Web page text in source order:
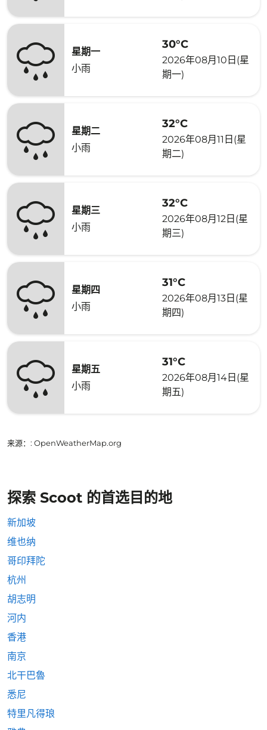
星期一
小雨
30°C
2026年08月10日(星
期一)
星期二
小雨
32°C
2026年08月11日(星
期二)
星期三
小雨
32°C
2026年08月12日(星
期三)
星期四
小雨
31°C
2026年08月13日(星
期四)
星期五
小雨
31°C
2026年08月14日(星
期五)
来源： : OpenWeatherMap.org
探索 Scoot 的首选目的地
新加坡
维也纳
哥印拜陀
杭州
胡志明
河内
香港
南京
北干巴魯
悉尼
特里凡得琅